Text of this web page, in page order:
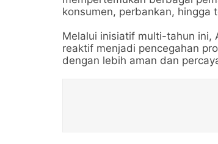
konsumen, perbankan, hingga
Melalui inisiatif multi-tahun ini,
reaktif menjadi pencegahan
dengan lebih aman dan